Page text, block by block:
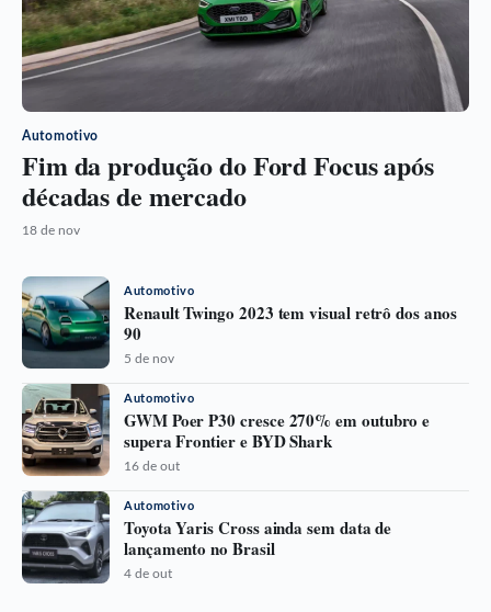
Automotivo
Fim da produção do Ford Focus após
décadas de mercado
18 de nov
Automotivo
Renault Twingo 2023 tem visual retrô dos anos
90
5 de nov
Automotivo
GWM Poer P30 cresce 270% em outubro e
supera Frontier e BYD Shark
16 de out
Automotivo
Toyota Yaris Cross ainda sem data de
lançamento no Brasil
4 de out